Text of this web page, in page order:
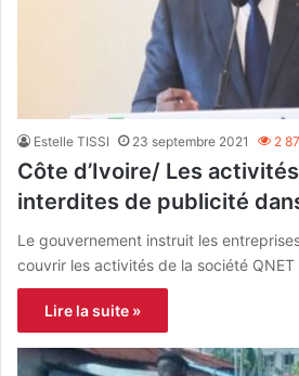
Estelle TISSI 23 septembre 2021 2
Côte d’Ivoire/ Les
interdites de publicité
Le gouvernement instruit les
couvrir les activités de la société
Lire la suite »